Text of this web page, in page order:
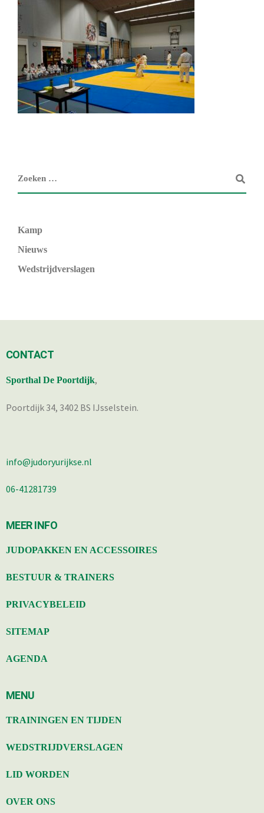
Kamp
Nieuws
Wedstrijdverslagen
CONTACT
Sporthal De Poortdijk,
Poortdijk 34, 3402 BS IJsselstein.
info@judoryurijkse.nl
06-41281739
MEER INFO
JUDOPAKKEN EN ACCESSOIRES
BESTUUR & TRAINERS
PRIVACYBELEID
SITEMAP
AGENDA
MENU
TRAININGEN EN TIJDEN
WEDSTRIJDVERSLAGEN
LID WORDEN
OVER ONS